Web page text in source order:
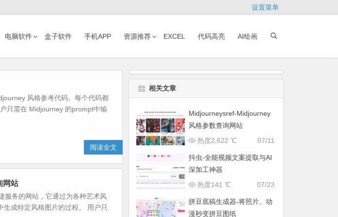
设置菜单
电脑软件 盒子软件 手机APP 资源推荐 EXCEL 代码高亮 AI绘画
风格参考代码。每个代码都
只需在 Midjourney 的prompt中输
阅读全文
网站
服务的网站，它通过为各种艺术风
成特定风格图片的过程。 用户只
相关文章
Midjourneysref-Midjourney
风格参数查询网站
07/11
热度2,622 ℃
抖虫-全能视频文案提取与AI
深加工神器
07/23
热度141 ℃
拼豆底稿生成器-将照片、动
漫秒变拼豆图纸